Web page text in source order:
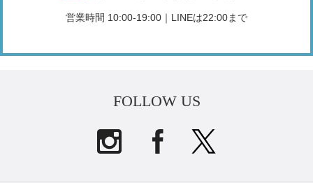
営業時間 10:00-19:00｜LINEは22:00まで
FOLLOW US